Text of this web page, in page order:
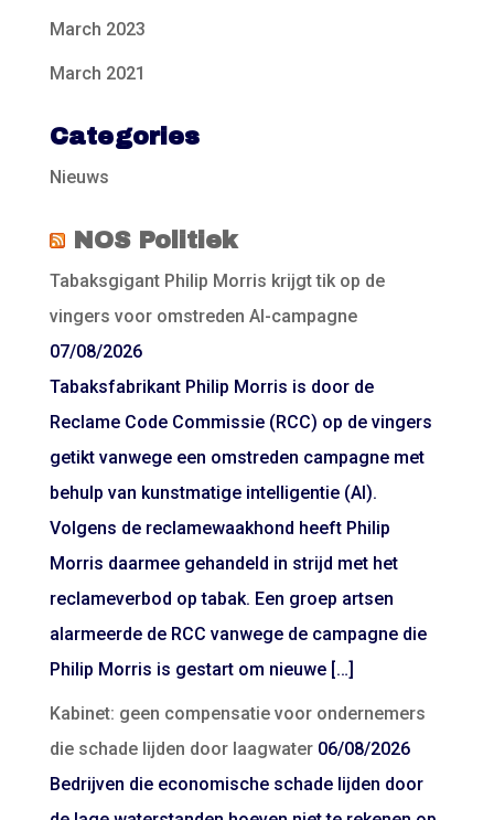
March 2023
March 2021
Categories
Nieuws
NOS Politiek
Tabaksgigant Philip Morris krijgt tik op de
vingers voor omstreden AI-campagne
07/08/2026
Tabaksfabrikant Philip Morris is door de
Reclame Code Commissie (RCC) op de vingers
getikt vanwege een omstreden campagne met
behulp van kunstmatige intelligentie (AI).
Volgens de reclamewaakhond heeft Philip
Morris daarmee gehandeld in strijd met het
reclameverbod op tabak. Een groep artsen
alarmeerde de RCC vanwege de campagne die
Philip Morris is gestart om nieuwe […]
Kabinet: geen compensatie voor ondernemers
die schade lijden door laagwater 06/08/2026
Bedrijven die economische schade lijden door